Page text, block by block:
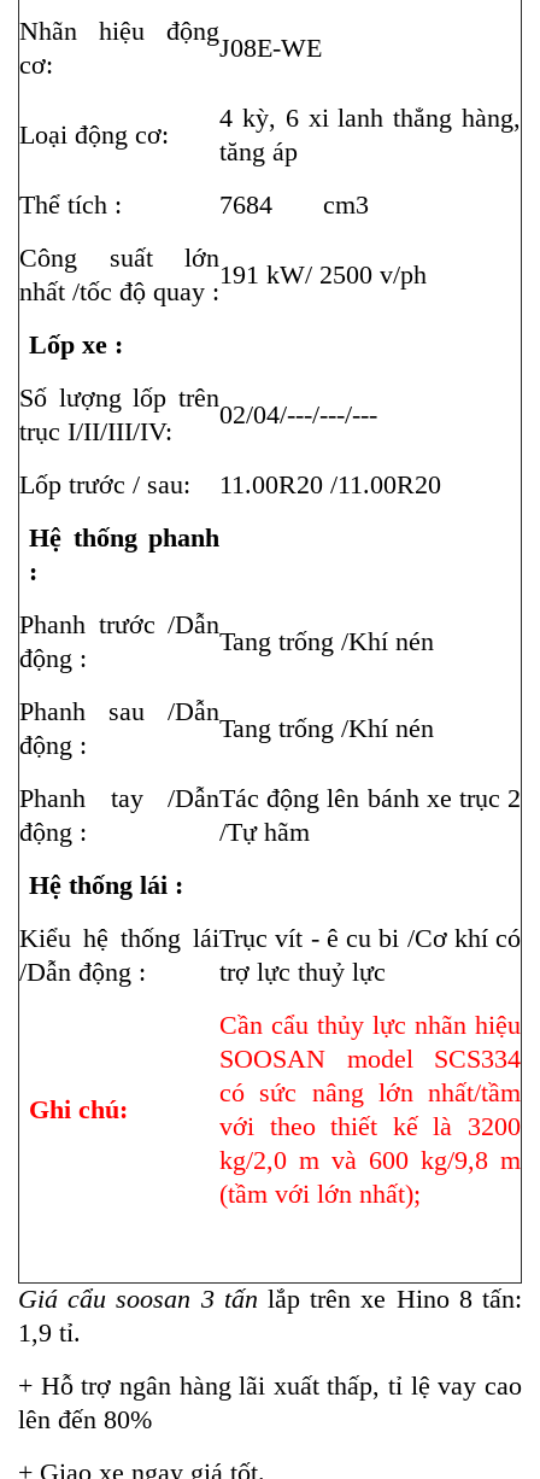
Nhãn hiệu động
cơ:
J08E-WE
Loại động cơ:
4 kỳ, 6 xi lanh thẳng hàng,
tăng áp
Thể tích :
7684 cm3
Công suất lớn
nhất /tốc độ quay :
191 kW/ 2500 v/ph
Lốp xe :
Số lượng lốp trên
trục I/II/III/IV:
02/04/---/---/---
Lốp trước / sau:
11.00R20 /11.00R20
Hệ thống phanh
:
Phanh trước /Dẫn
động :
Tang trống /Khí nén
Phanh sau /Dẫn
động :
Tang trống /Khí nén
Phanh tay /Dẫn
động :
Tác động lên bánh xe trục 2
/Tự hãm
Hệ thống lái :
Kiểu hệ thống lái
/Dẫn động :
Trục vít - ê cu bi /Cơ khí có
trợ lực thuỷ lực
Ghi chú:
Cần cẩu thủy lực nhãn hiệu
SOOSAN model SCS334
có sức nâng lớn nhất/tầm
với theo thiết kế là 3200
kg/2,0 m và 600 kg/9,8 m
(tầm với lớn nhất);
Giá cẩu soosan 3 tấn lắp trên xe Hino 8 tấn:
1,9 tỉ.
+ Hỗ trợ ngân hàng lãi xuất thấp, tỉ lệ vay cao
lên đến 80%
+ Giao xe ngay giá tốt.